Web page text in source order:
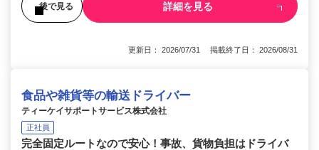
後で見る 詳細を見る
更新日： 2026/07/31 掲載終了日： 2026/08/31
食品や雑貨等の輸送ドライバー
ティーケイサポートサービス株式会社
正社員
完全固定ルートなので安心！事故、貨物負担はドライバ